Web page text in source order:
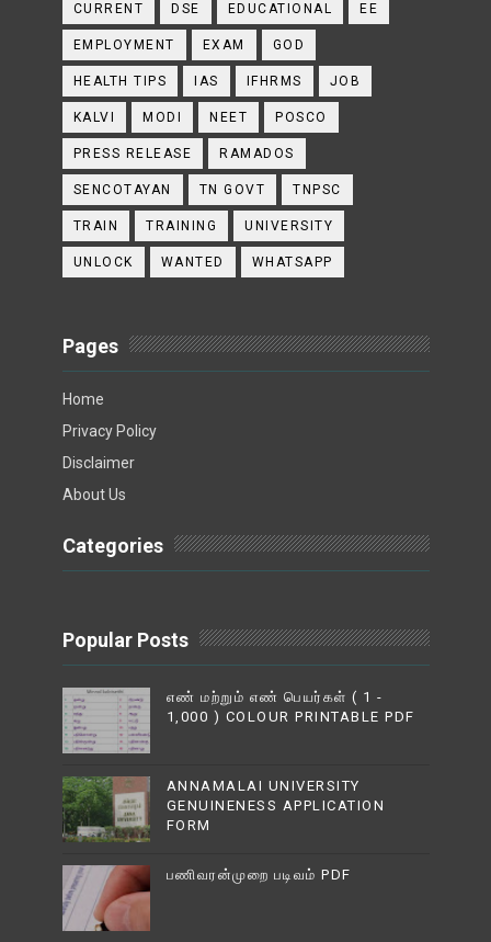
CURRENT DSE EDUCATIONAL EE
EMPLOYMENT EXAM GOD
HEALTH TIPS IAS IFHRMS JOB
KALVI MODI NEET POSCO
PRESS RELEASE RAMADOS
SENCOTAYAN TN GOVT TNPSC
TRAIN TRAINING UNIVERSITY
UNLOCK WANTED WHATSAPP
Pages
Home
Privacy Policy
Disclaimer
About Us
Categories
Popular Posts
எண் மற்றும் எண் பெயர்கள் ( 1 -
1,000 ) COLOUR PRINTABLE PDF
ANNAMALAI UNIVERSITY
GENUINENESS APPLICATION
FORM
பணிவரன்முறை படிவம் PDF